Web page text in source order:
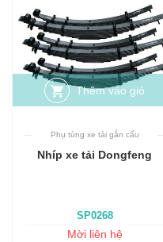
Thêm vào giỏ
Phụ tùng xe tải gắn cẩu
Nhíp xe tải Dongfeng
SP0268
Mời liên hệ